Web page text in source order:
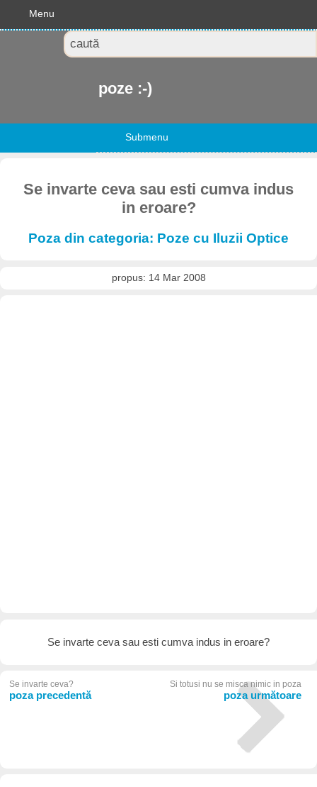
Menu
poze :-)
Submenu
Se invarte ceva sau esti cumva indus
in eroare?
Poza din categoria: Poze cu Iluzii Optice
propus: 14 Mar 2008
Se invarte ceva sau esti cumva indus in eroare?
Se invarte ceva?
poza precedentă
Si totusi nu se misca nimic in poza
poza următoare